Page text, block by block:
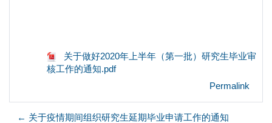
关于做好2020年上半年（第一批）研究生毕业审
核工作的通知.pdf
Permalink
← 关于疫情期间组织研究生延期毕业申请工作的通知